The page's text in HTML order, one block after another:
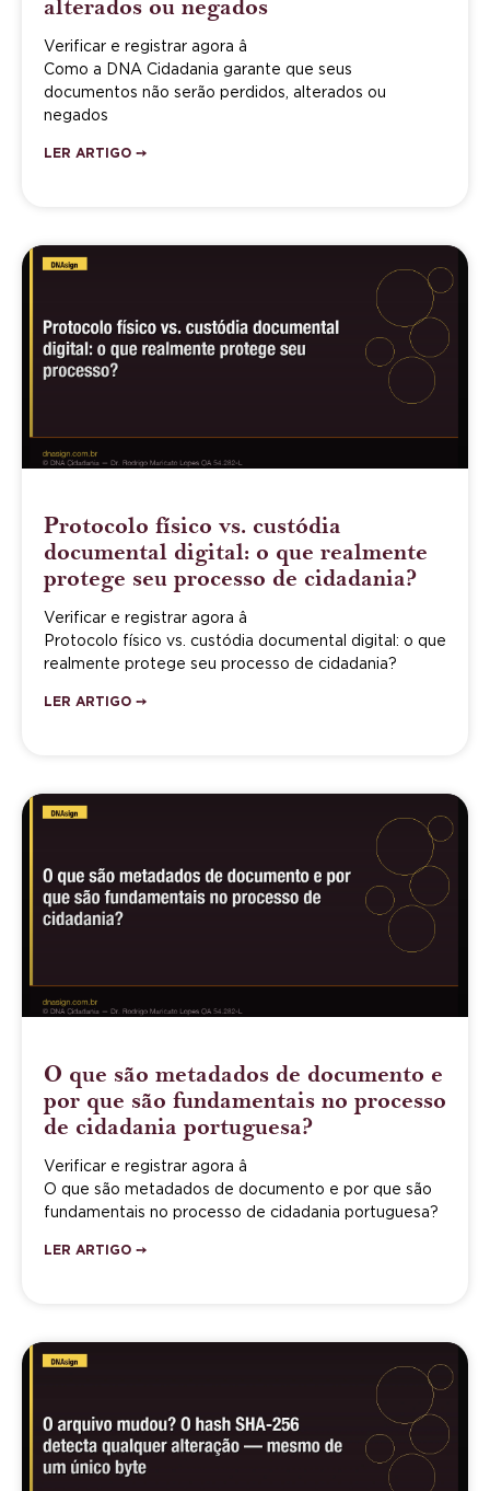
alterados ou negados
Verificar e registrar agora â
Como a DNA Cidadania garante que seus
documentos não serão perdidos, alterados ou
negados
LER ARTIGO ➙
Protocolo físico vs. custódia
documental digital: o que realmente
protege seu processo de cidadania?
Verificar e registrar agora â
Protocolo físico vs. custódia documental digital: o que
realmente protege seu processo de cidadania?
LER ARTIGO ➙
O que são metadados de documento e
por que são fundamentais no processo
de cidadania portuguesa?
Verificar e registrar agora â
O que são metadados de documento e por que são
fundamentais no processo de cidadania portuguesa?
LER ARTIGO ➙